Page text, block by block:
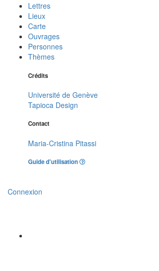
Lettres
Lieux
Carte
Ouvrages
Personnes
Thèmes
Crédits
Université de Genève
Tapioca Design
Contact
Maria-Cristina Pitassi
Guide d'utilisation
Connexion